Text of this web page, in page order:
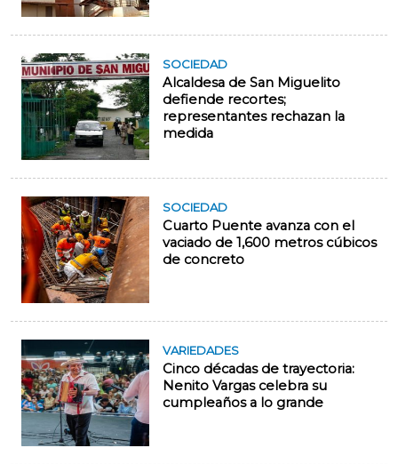
SOCIEDAD
Alcaldesa de San Miguelito
defiende recortes;
representantes rechazan la
medida
SOCIEDAD
Cuarto Puente avanza con el
vaciado de 1,600 metros cúbicos
de concreto
VARIEDADES
Cinco décadas de trayectoria:
Nenito Vargas celebra su
cumpleaños a lo grande